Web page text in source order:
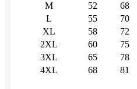
M
52
68
L
55
70
XL
58
72
2XL
60
75
3XL
65
78
4XL
68 81